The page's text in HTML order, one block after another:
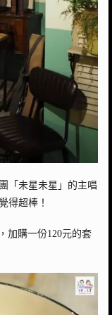
「未星未星」的主唱
得超棒！
加購一份120元的套